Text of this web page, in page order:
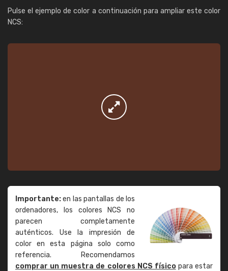
Pulse el ejemplo de color a continuación para ampliar este color
NCS:
Importante:en las pantallas de los
ordenadores, los colores NCS no
parecen completamente
auténticos. Use la impresión de
color en esta página solo como
referencia. Recomendamos
comprar un muestra de colores NCS físicopara estar